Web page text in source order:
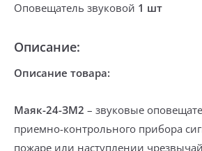
Оповещатель звуковой 1 шт
Описание:
Описание товара:
Маяк-24-ЗМ2 – звуковые
приемно-контрольного прибора
пожаре или наступлении